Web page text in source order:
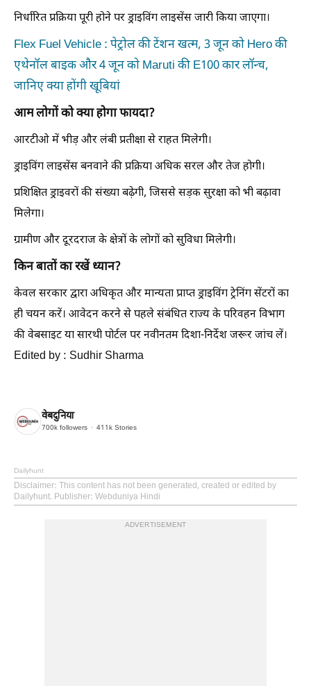
निर्धारित प्रक्रिया पूरी होने पर ड्राइविंग लाइसेंस जारी किया जाएगा।
Flex Fuel Vehicle : पेट्रोल की टेंशन खत्म, 3 जून को Hero की
एथेनॉल बाइक और 4 जून को Maruti की E100 कार लॉन्च,
जानिए क्या होंगी खूबियां
आम लोगों को क्या होगा फायदा?
आरटीओ में भीड़ और लंबी प्रतीक्षा से राहत मिलेगी।
ड्राइविंग लाइसेंस बनवाने की प्रक्रिया अधिक सरल और तेज होगी।
प्रशिक्षित ड्राइवरों की संख्या बढ़ेगी, जिससे सड़क सुरक्षा को भी बढ़ावा
मिलेगा।
ग्रामीण और दूरदराज के क्षेत्रों के लोगों को सुविधा मिलेगी।
किन बातों का रखें ध्यान?
केवल सरकार द्वारा अधिकृत और मान्यता प्राप्त ड्राइविंग ट्रेनिंग सेंटरों का
ही चयन करें। आवेदन करने से पहले संबंधित राज्य के परिवहन विभाग
की वेबसाइट या सारथी पोर्टल पर नवीनतम दिशा-निर्देश जरूर जांच लें।
Edited by : Sudhir Sharma
वेबदुनिया
700k followers 411k Stories
Dailyhunt
Disclaimer: This content has not been generated, created or edited by
Dailyhunt. Publisher: Webduniya Hindi
ADVERTISEMENT